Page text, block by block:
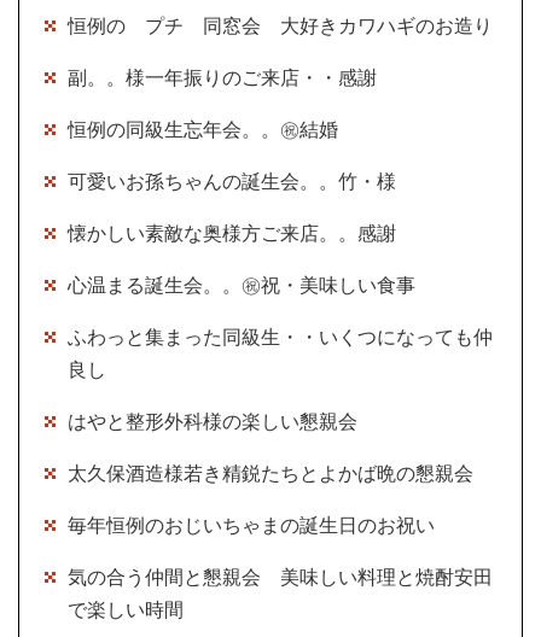
恒例の プチ 同窓会 大好きカワハギのお造り
副。。様一年振りのご来店・・感謝
恒例の同級生忘年会。。㊗結婚
可愛いお孫ちゃんの誕生会。。竹・様
懐かしい素敵な奥様方ご来店。。感謝
心温まる誕生会。。㊗祝・美味しい食事
ふわっと集まった同級生・・いくつになっても仲
良し
はやと整形外科様の楽しい懇親会
太久保酒造様若き精鋭たちとよかば晩の懇親会
毎年恒例のおじいちゃまの誕生日のお祝い
気の合う仲間と懇親会 美味しい料理と焼酎安田
で楽しい時間